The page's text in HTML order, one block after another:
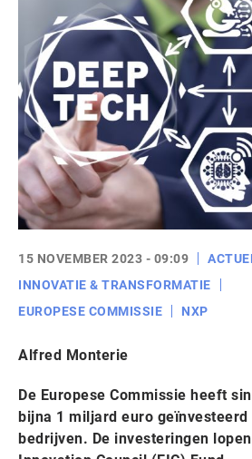
15 NOVEMBER 2023 - 09:09
INNOVATIE & TRANSFORMATIE
EUROPESE COMMISSIE
NXP
Alfred Monterie
De Europese Commissie heeft
bijna 1 miljard euro
bedrijven. De investeringen